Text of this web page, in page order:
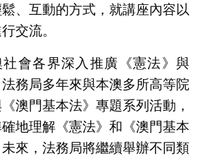
、互動的方式，就講座內容以
交流。
會各界深入推廣《憲法》與
法務局多年來與本澳多所高等院
澳門基本法》專題系列活動，
地理解《憲法》和《澳門基本
來，法務局將繼續舉辦不同類